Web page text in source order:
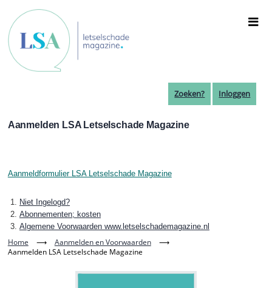
naar
de
inhoud
gaan
Zoeken? Inloggen
Aanmelden LSA Letselschade Magazine
Aanmeldformulier LSA Letselschade Magazine
Niet Ingelogd?
Abonnementen; kosten
Algemene Voorwaarden www.letselschademagazine.nl
Home ⟶ Aanmelden en Voorwaarden
⟶
Aanmelden LSA Letselschade Magazine